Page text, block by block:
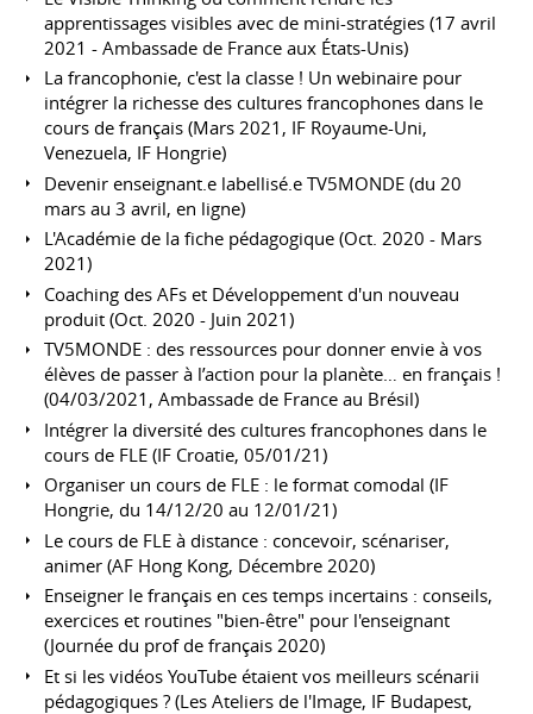
apprentissages visibles avec de mini-stratégies (17 avril
2021 - Ambassade de France aux États-Unis)
La francophonie, c'est la classe ! Un webinaire pour
intégrer la richesse des cultures francophones dans le
cours de français (Mars 2021, IF Royaume-Uni,
Venezuela, IF Hongrie)
Devenir enseignant.e labellisé.e TV5MONDE (du 20
mars au 3 avril, en ligne)
L'Académie de la fiche pédagogique (Oct. 2020 - Mars
2021)
Coaching des AFs et Développement d'un nouveau
produit (Oct. 2020 - Juin 2021)
TV5MONDE : des ressources pour donner envie à vos
élèves de passer à l’action pour la planète… en français !
(04/03/2021, Ambassade de France au Brésil)
Intégrer la diversité des cultures francophones dans le
cours de FLE (IF Croatie, 05/01/21)
Organiser un cours de FLE : le format comodal (IF
Hongrie, du 14/12/20 au 12/01/21)
Le cours de FLE à distance : concevoir, scénariser,
animer (AF Hong Kong, Décembre 2020)
Enseigner le français en ces temps incertains : conseils,
exercices et routines "bien-être" pour l'enseignant
(Journée du prof de français 2020)
Et si les vidéos YouTube étaient vos meilleurs scénarii
pédagogiques ? (Les Ateliers de l'Image, IF Budapest,